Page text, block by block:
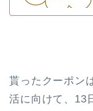
貰ったクーポン
活に向けて、13